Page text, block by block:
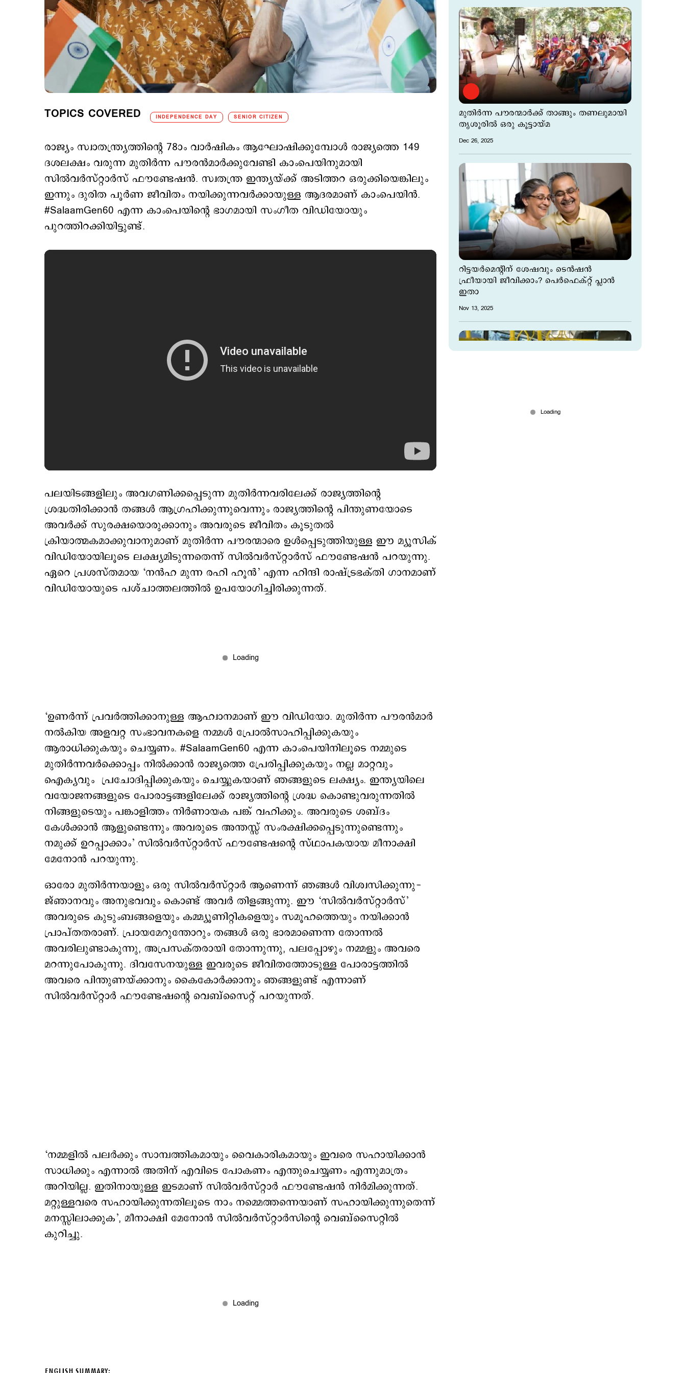
TOPICS COVERED INDEPENDENCE DAY SENIOR CITIZEN
രാജ്യം സ്വാതന്ത്ര്യത്തിന്‍റെ 78ാം വാര്‍ഷികം ആഘോഷിക്കുമ്പോള്‍ രാജ്യത്തെ 149
ദശലക്ഷം വരുന്ന മുതിര്‍ന്ന പൗരന്‍മാര്‍ക്കുവേണ്ടി കാംപെയിനുമായി
സിൽവർസ്റ്റാർസ് ഫൗണ്ടേഷന്‍. സ്വതന്ത്ര ഇന്ത്യയ്ക്ക് അടിത്തറ ഒരുക്കിയെങ്കിലും
ഇന്നും ദുരിത പൂര്‍ണ ജീവിതം നയിക്കുന്നവര്‍ക്കായുള്ള ആദരമാണ് കാംപെയിന്‍.
#SalaamGen60 എന്ന കാംപെയിന്‍റെ ഭാഗമായി സംഗീത വിഡിയോയും
പുറത്തിറക്കിയിട്ടുണ്ട്.
പലയിടങ്ങളിലും അവഗണിക്കപ്പെടുന്ന മുതിര്‍ന്നവരിലേക്ക് രാജ്യത്തിന്‍റെ
ശ്രദ്ധതിരിക്കാന്‍ തങ്ങള്‍ ആഗ്രഹിക്കുന്നുവെന്നും രാജ്യത്തിന്‍റെ പിന്തുണയോടെ
അവര്‍ക്ക് സുരക്ഷയൊരുക്കാനും അവരുടെ ജീവിതം കൂടുതല്‍
ക്രിയാത്മകമാക്കുവാനുമാണ് മുതിർന്ന പൗരന്മാരെ ഉൾപ്പെടുത്തിയുള്ള ഈ മ്യൂസിക്
വിഡിയോയിലൂടെ ലക്ഷ്യമിടുന്നതെന്ന് സിൽവർസ്റ്റാർസ് ഫൗണ്ടേഷന്‍ പറയുന്നു.
ഏറെ പ്രശസ്തമായ ‘നൻഹ മുന്ന രഹി ഹൂൻ’ എന്ന ഹിന്ദി രാഷ്ട്രഭക്തി ഗാനമാണ്
വിഡിയോയുടെ പശ്ചാത്തലത്തില്‍ ഉപയോഗിച്ചിരിക്കുന്നത്.
‘ഉണര്‍ന്ന് പ്രവര്‍ത്തിക്കാനുള്ള ആഹ്വാനമാണ് ഈ വിഡിയോ. മുതിർന്ന പൗരന്‍മാര്‍
നല്‍കിയ അളവറ്റ സംഭാവനകളെ നമ്മള്‍ പ്രോല്‍സാഹിപ്പിക്കുകയും
ആരാധിക്കുകയും ചെയ്യണം. #SalaamGen60 എന്ന കാംപെയിനിലൂടെ നമ്മുടെ
മുതിർന്നവർക്കൊപ്പം നിൽക്കാൻ രാജ്യത്തെ പ്രേരിപ്പിക്കുകയും നല്ല മാറ്റവും
ഐക്യവും പ്രചോദിപ്പിക്കുകയും ചെയ്യുകയാണ് ഞങ്ങളുടെ ലക്ഷ്യം. ഇന്ത്യയിലെ
വയോജനങ്ങളുടെ പോരാട്ടങ്ങളിലേക്ക് രാജ്യത്തിന്‍റെ ശ്രദ്ധ കൊണ്ടുവരുന്നതിൽ
നിങ്ങളുടെ‌യും പങ്കാളിത്തം നിർണായക പങ്ക് വഹിക്കും. അവരുടെ ശബ്ദം
കേള്‍ക്കാന്‍ ആളുണ്ടെന്നും അവരുടെ അന്തസ്സ് സംരക്ഷിക്കപ്പെടുന്നുണ്ടെന്നും
നമുക്ക് ഉറപ്പാക്കാം’ സിൽവർസ്റ്റാർസ് ഫൗണ്ടേഷന്‍റെ സ്ഥാപകയായ മീനാക്ഷി
മേനോൻ പറയുന്നു.
ഓരോ മുതിർന്നയാളും ഒരു സിൽവർസ്റ്റാർ ആണെന്ന് ഞങ്ങൾ വിശ്വസിക്കുന്നു-
ജ്ഞാനവും അനുഭവവും കൊണ്ട് അവര്‍ തിളങ്ങുന്നു. ഈ ‘സില്‍വര്‍സ്റ്റാര്‍സ്’
അവരുടെ കുടുംബങ്ങളെയും കമ്മ്യൂണിറ്റികളെയും സമൂഹത്തെയും നയിക്കാൻ
പ്രാപ്തതരാണ്. പ്രായമേറുന്തോറും തങ്ങൾ ഒരു ഭാരമാണെന്ന തോന്നല്‍
അവരിലുണ്ടാകുന്നു, അപ്രസക്തരായി തോന്നുന്നു, പലപ്പോഴും നമ്മളും അവരെ
മറന്നുപോകുന്നു. ദിവസേനയുള്ള ഇവരുടെ ജീവിതത്തോടുള്ള പോരാട്ടത്തില്‍
അവരെ പിന്തുണയ്ക്കാനും കൈകോർക്കാനും ഞങ്ങളുണ്ട് എന്നാണ്
സില്‍വര്‍സ്റ്റാര്‍ ഫൗണ്ടേഷന്‍റെ വെബ്സൈറ്റ് പറയുന്നത്.
‘നമ്മളിൽ പലർക്കും സാമ്പത്തികമായും വൈകാരികമായും ഇവരെ സഹായിക്കാന്‍
സാധിക്കും എന്നാല്‍ അതിന് എവിടെ പോകണം എന്തുചെയ്യണം എന്നുമാത്രം
അറിയില്ല. ഇതിനായുള്ള ഇടമാണ് സില്‍വര്‍സ്റ്റാര്‍ ഫൗണ്ടേഷന്‍ നിര്‍മിക്കുന്നത്.
മറ്റുള്ളവരെ സഹായിക്കുന്നതിലൂടെ നാം നമ്മെത്തന്നെയാണ് സഹായിക്കുന്നുതെന്ന്
മനസ്സിലാക്കുക’, മീനാക്ഷി മേനോൻ സില്‍വര്‍സ്റ്റാര്‍സിന്‍റെ വെബ്സൈറ്റില്‍
കുറിച്ചു.
മുതിർന്ന പൗരന്മാർക്ക് താങ്ങും തണലുമായി
തൃശൂരിൽ ഒരു കൂട്ടായ്മ
Dec 26, 2025
റിട്ടയർമെന്റിന് ശേഷവും ടെന്‍ഷന്‍
ഫ്രീയായി ജീവിക്കാം? പെർഫെക്റ്റ് പ്ലാൻ
ഇതാ
Nov 13, 2025